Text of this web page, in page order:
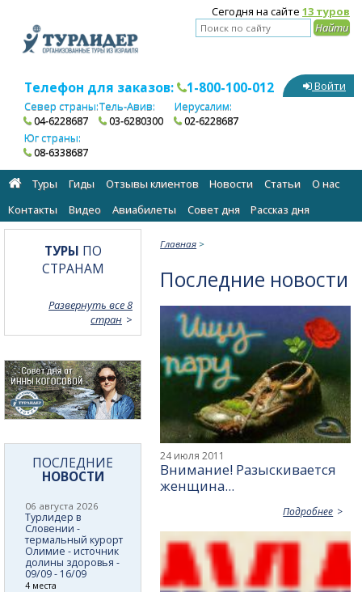
Сегодня на сайте 13 туров
Телефон для заказов: 1-800-100-012
Север страны:
04-6228687
Тель-Авив:
03-6280300
Иерусалим:
02-6228687
Юг страны:
08-6338687
Войти
Туры Гиды Отзывы клиентов Новости Статьи
О нас
Контакты
Видео Авиабилеты Cовет дня Рассказ дня
Главная >
Последние новости
24 июля 2011
Внимание! Разыскивается
женщина...
Подробнее
ТУРЫ ПО
СТРАНАМ
Развернуть все 8
стран
ПОСЛЕДНИЕ
НОВОСТИ
06 августа 2026
Турлидер в
Словении -
термальный курорт
Олимие - источник
долины здоровья -
09/09 - 16/09
4 места